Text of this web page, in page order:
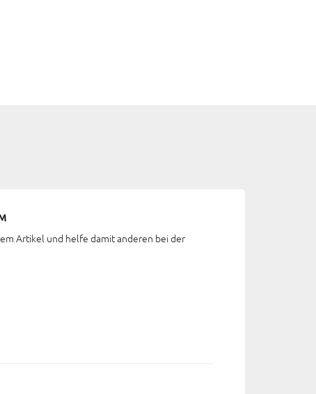
Artikel und helfe damit anderen bei der